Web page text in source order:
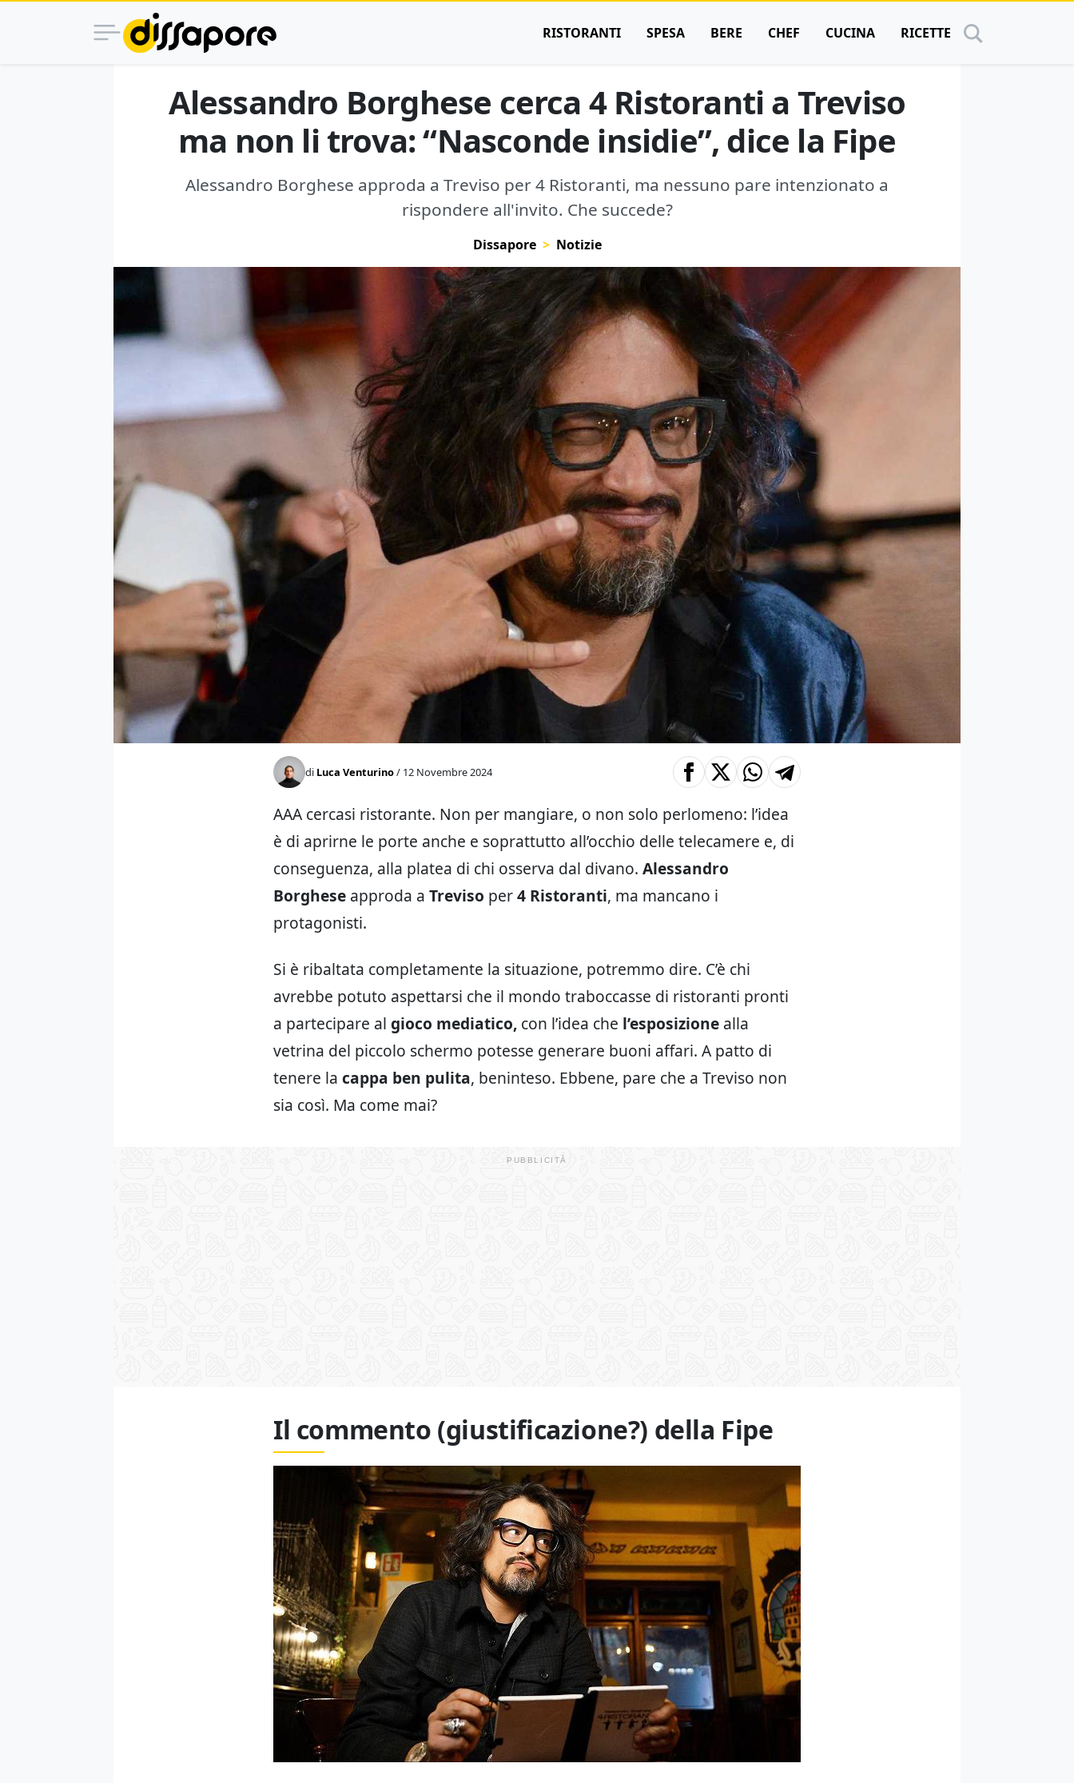
RISTORANTI SPESA BERE CHEF CUCINA RICETTE
Alessandro Borghese cerca 4 Ristoranti a Treviso
ma non li trova: “Nasconde insidie”, dice la Fipe
Alessandro Borghese approda a Treviso per 4 Ristoranti, ma nessuno pare intenzionato a
rispondere all'invito. Che succede?
Dissapore Notizie
di Luca Venturino/ 12 Novembre 2024
AAA cercasi ristorante. Non per mangiare, o non solo perlomeno: l’idea
è di aprirne le porte anche e soprattutto all’occhio delle telecamere e, di
conseguenza, alla platea di chi osserva dal divano. Alessandro
Borghese approda a Treviso per4 Ristoranti, ma mancano i
protagonisti.
Si è ribaltata completamente la situazione, potremmo dire. C’è chi
avrebbe potuto aspettarsi che il mondo traboccasse di ristoranti pronti
a partecipare al gioco mediatico, con l’idea che l’esposizione alla
vetrina del piccolo schermo potesse generare buoni affari. A patto di
tenere la cappa ben pulita, beninteso. Ebbene, pare che a Treviso non
sia così. Ma come mai?
Il commento (giustificazione?) della Fipe